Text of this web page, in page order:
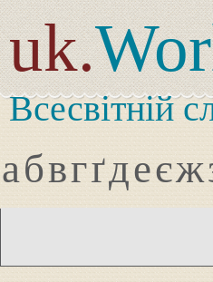
uk.
Всесвітній
абвгґдеєж